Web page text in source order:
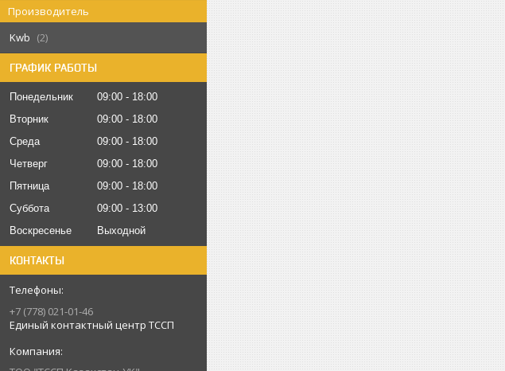
Производитель
Kwb
2
ГРАФИК РАБОТЫ
Понедельник 09:00
18:00
Вторник
09:00
18:00
Среда
09:00
18:00
Четверг
09:00
18:00
Пятница
09:00
18:00
Суббота
09:00
13:00
Воскресенье
Выходной
КОНТАКТЫ
+7 (778) 021-01-46
Единый контактный центр ТССП